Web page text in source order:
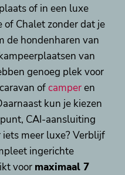
of in een luxe
Chalet zonder dat je
de hondenharen van
van
genoeg plek voor
ofcamperen
kun je kiezen
CAI-aansluiting
iets meer luxe? Verblijf
ingerichte
voor maximaal 7